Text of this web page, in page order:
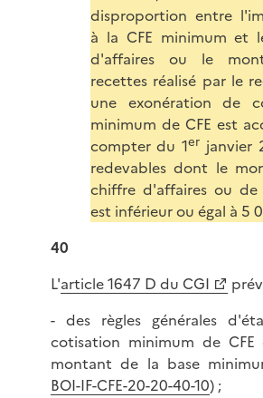
disproportion entre
à la CFE minimum et
d'affaires ou le
recettes réalisé par le
une exonération de
minimum de CFE est
compter du 1er janvier
redevables dont le
chiffre d'affaires ou de
est inférieur ou égal à 5
40
L'article 1647 D du CGI
- des règles générales
cotisation minimum de
montant de la base
BOI-IF-CFE-20-20-40-10) ;